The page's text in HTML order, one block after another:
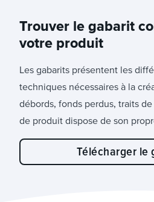
Trouver le gabarit
votre produit
Les gabarits présentent les
techniques nécessaires à la
débords, fonds perdus, traits
de produit dispose de son
Télécharger le